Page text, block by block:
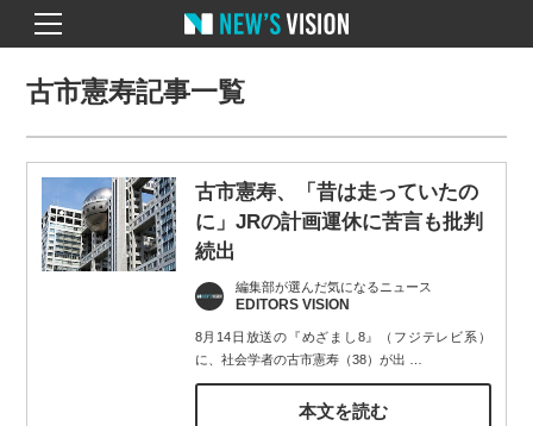
古市憲寿記事一覧
古市憲寿、「昔は走っていたの
に」JRの計画運休に苦言も批判
続出
編集部が選んだ気になるニュース
EDITORS VISION
8月14日放送の『めざまし8』（フジテレビ系）
に、社会学者の古市憲寿（38）が出
本文を読む